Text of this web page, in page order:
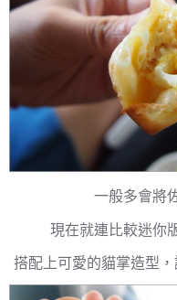
一般多會將
現在就連比較迷你
搭配上可愛的貓掌造型